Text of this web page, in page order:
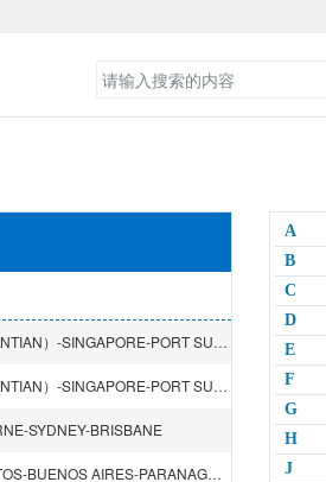
KOBE-NAGOYA-SHIMIZU-TOKYO-HONGKONG-SHENZHEN（YANTIAN）-SINGAPORE-PORT SUEZ-ROTTERDAM-HAMBURG-BREMEN-LE HAVRE-PORT SUEZ-SINGAPORE
KOBE-NAGOYA-SHIMIZU-TOKYO-HONGKONG-SHENZHEN（YANTIAN）-SINGAPORE-PORT SUEZ-ROTTERDAM-HAMBURG-BREMEN-LE HAVRE-PORT SUEZ-SINGAPORE
SYDNEY-BRISBANE
SHANGHAI-NINGBO-HONGKONG-SINGAPORE-DURBAN-SANTOS-BUENOS AIRES-PARANAGUA-Navegantes-SEPETIBA-Itaguai-SINGAPORE-HONGKONG
A
B
C
D
E
F
G
H
J